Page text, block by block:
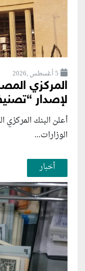
5 أغسطس ,2026
المركزي
لإصدار
أعلن البنك
الوزارات...
أخبار